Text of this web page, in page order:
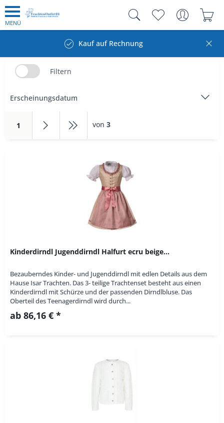
MENÜ
Kauf auf Rechnung
Filtern
1 von 3
Kinderdirndl Jugenddirndl Halfurt ecru beige...
Bezauberndes Kinder- und Jugenddirndl mit edlen Details aus dem
Hause Isar Trachten. Das 3- teilige Trachtenset besteht aus einen
Kinderdirndl mit Schürze und der passenden Dirndlbluse. Das
Oberteil des Teenagerdirndl wird durch...
ab 86,16 € *